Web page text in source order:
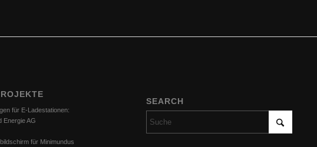
für E-Ladestationen:
Energie AG
für Minimundus
SEARCH